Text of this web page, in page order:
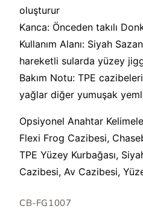
oluşturur
Kanca: Önceden takılı
Kullanım Alanı: Siyah
hareketli sularda yüzey
Bakım Notu: TPE
yağlar diğer yumuşak
Opsiyonel Anahtar
Flexi Frog Cazibesi,
TPE Yüzey Kurbağası,
Cazibesi, Av Cazibesi,
SKU:
CB-FG1007